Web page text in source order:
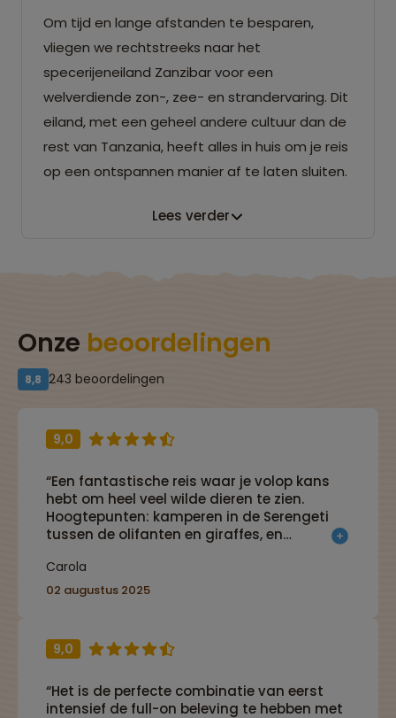
Om tijd en lange afstanden te besparen,
vliegen we rechtstreeks naar het
specerijeneiland Zanzibar voor een
welverdiende zon-, zee- en strandervaring. Dit
eiland, met een geheel andere cultuur dan de
rest van Tanzania, heeft alles in huis om je reis
op een ontspannen manier af te laten sluiten.
Lees verder
Onze beoordelingen
8,8 243 beoordelingen
9,0
“Een fantastische reis waar je volop kans
hebt om heel veel wilde dieren te zien.
Hoogtepunten: kamperen in de Serengeti
tussen de olifanten en giraffes, en
Carola
02 augustus 2025
9,0
“Het is de perfecte combinatie van eerst
intensief de full-on beleving te hebben met